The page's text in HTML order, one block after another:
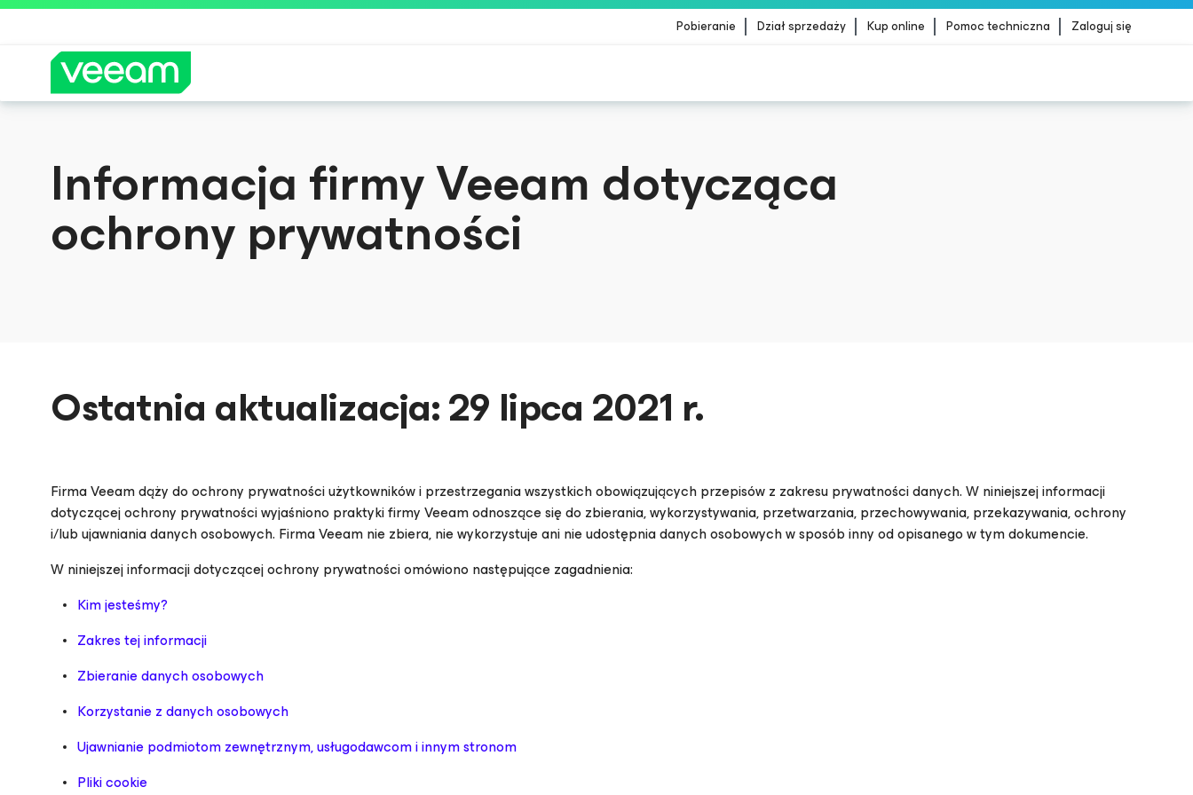
Pobieranie Dział sprzedaży Kup online Pomoc techniczna Zaloguj się
Informacja firmy Veeam dotycząca
ochrony prywatności
Ostatnia aktualizacja: 29 lipca 2021 r.
Firma Veeam dąży do ochrony prywatności użytkowników i przestrzegania wszystkich obowiązujących przepisów z zakresu prywatności danych. W niniejszej informacji
dotyczącej ochrony prywatności wyjaśniono praktyki firmy Veeam odnoszące się do zbierania, wykorzystywania, przetwarzania, przechowywania, przekazywania, ochrony
i/lub ujawniania danych osobowych. Firma Veeam nie zbiera, nie wykorzystuje ani nie udostępnia danych osobowych w sposób inny od opisanego w tym dokumencie.
W niniejszej informacji dotyczącej ochrony prywatności omówiono następujące zagadnienia:
Kim jesteśmy?
Zakres tej informacji
Zbieranie danych osobowych
Korzystanie z danych osobowych
Ujawnianie podmiotom zewnętrznym, usługodawcom i innym stronom
Pliki cookie